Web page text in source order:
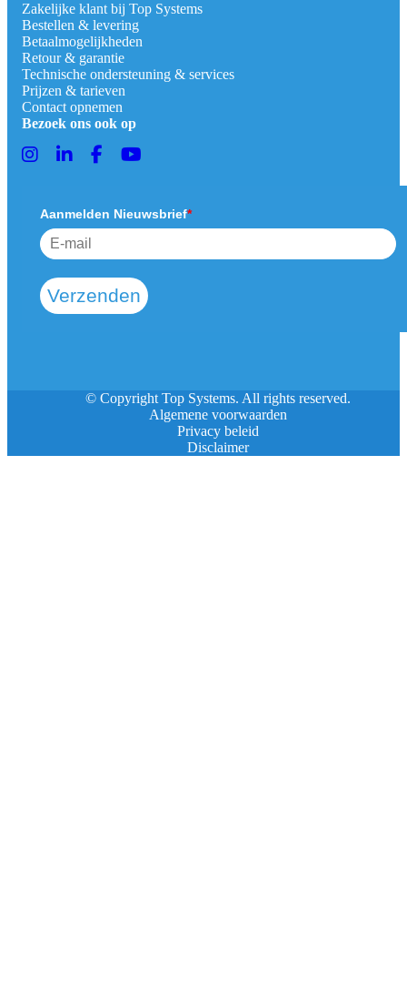
Zakelijke klant bij Top Systems
Bestellen & levering
Betaalmogelijkheden
Retour & garantie
Technische ondersteuning & services
Prijzen & tarieven
Contact opnemen
Bezoek ons ook op
Aanmelden Nieuwsbrief*
Verzenden
© Copyright Top Systems. All rights reserved.
Algemene voorwaarden
Privacy beleid
Disclaimer